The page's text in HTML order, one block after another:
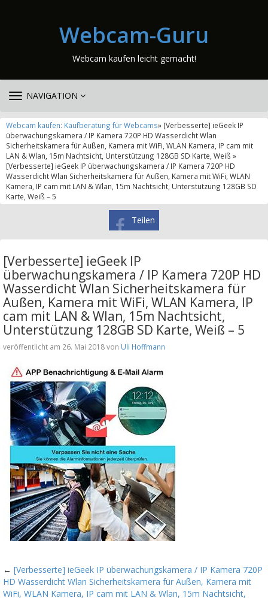
Webcam-Guru
Webcam kaufen leicht gemacht!
TOGGLE
NAVIGATION
Webcam kaufen: Kaufberatung für Webcams» [Verbesserte] ieGeek IP
überwachungskamera / IP Kamera 720P HD Wasserdicht Wlan
Sicherheitskamera für Außen, Kamera mit WiFi, WLAN Kamera, IP cam mit
LAN & Wlan, 15m Nachtsicht, Unterstützung 128GB SD Karte, Weiß »
[Verbesserte] ieGeek IP überwachungskamera / IP Kamera 720P HD
Wasserdicht Wlan Sicherheitskamera für Außen, Kamera mit WiFi, WLAN
Kamera, IP cam mit LAN & Wlan, 15m Nachtsicht, Unterstützung 128GB SD
Karte, Weiß – 5
Teilen
[Verbesserte] ieGeek IP
überwachungskamera / IP Kamera 720P HD
Wasserdicht Wlan Sicherheitskamera für
Außen, Kamera mit WiFi, WLAN Kamera, IP
cam mit LAN & Wlan, 15m Nachtsicht,
Unterstützung 128GB SD Karte, Weiß – 5
veröffentlicht am 26. Mai 2018 von Uli Hoffmann
← [Verbesserte] ieGeek IP überwachungskamera / IP Kamera 720P
HD Wasserdicht Wlan Sicherheitskamera für Außen, Kamera mit
WiFi, WLAN Kamera, IP cam mit LAN & Wlan, 15m Nachtsicht,